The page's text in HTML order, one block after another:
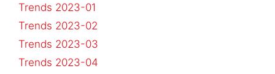
Trends 2023-01
Trends 2023-02
Trends 2023-03
Trends 2023-04